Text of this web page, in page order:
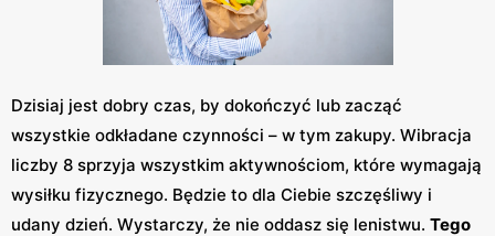
Dzisiaj jest dobry czas, by dokończyć lub zacząć
wszystkie odkładane czynności – w tym zakupy. Wibracja
liczby 8 sprzyja wszystkim aktywnościom, które wymagają
wysiłku fizycznego. Będzie to dla Ciebie szczęśliwy i
udany dzień. Wystarczy, że nie oddasz się lenistwu. Tego